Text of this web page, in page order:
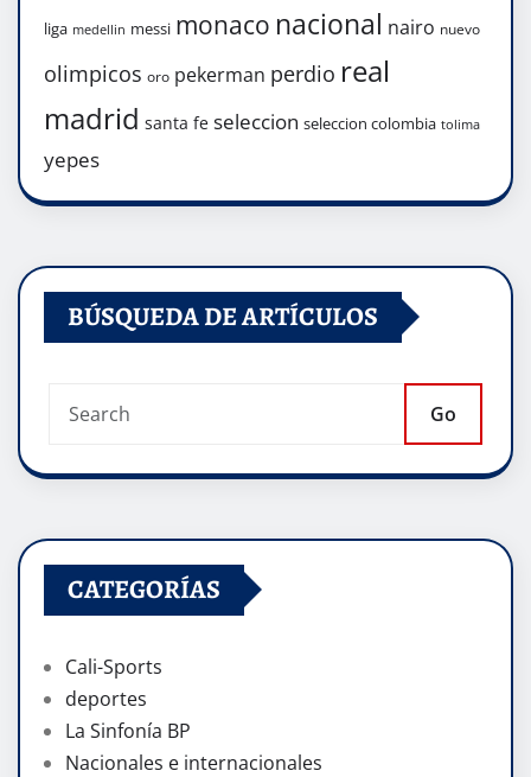
liga medellin messi monaco nacional nairo nuevo
olimpicos oro pekerman perdio real
madrid santa fe seleccion seleccion colombia tolima
yepes
BÚSQUEDA DE ARTÍCULOS
Go
CATEGORÍAS
Cali-Sports
deportes
La Sinfonía BP
Nacionales e internacionales